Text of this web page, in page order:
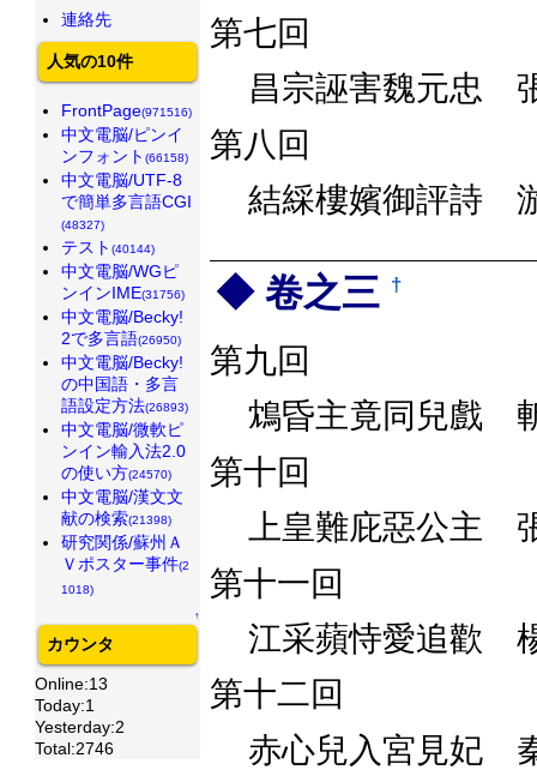
第七回
昌宗誣害魏元忠
第八回
結綵樓嬪御評詩
卷之三 †
第九回
鴆昏主竟同兒戲
第十回
上皇難庇惡公主
第十一回
江采蘋恃愛追歡
第十二回
赤心兒入宮見妃
連絡先
人気の10件
FrontPage(971516)
中文電脳/ピンイ
ンフォント (66158)
中文電脳/UTF-8
で簡単多言語CGI
(48327)
テスト (40144)
中文電脳/WGピ
ンインIME(31756)
中文電脳/Becky!
2で多言語(26950)
中文電脳/Becky!
の中国語・多言
語設定方法(26893)
中文電脳/微軟ピ
ンイン輸入法2.0
の使い方(24570)
中文電脳/漢文文
献の検索(21398)
研究関係/蘇州Ａ
Ｖポスター事件(2
1018)
↑
カウンタ
Online:13
Today:1
Yesterday:2
Total:2746